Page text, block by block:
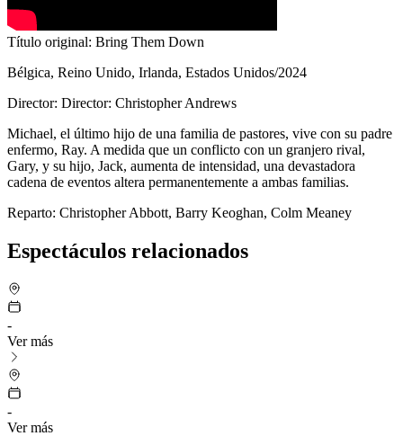
Título original: Bring Them Down
Bélgica, Reino Unido, Irlanda, Estados Unidos/2024
Director: Director: Christopher Andrews
Michael, el último hijo de una familia de pastores, vive con su padre
enfermo, Ray. A medida que un conflicto con un granjero rival,
Gary, y su hijo, Jack, aumenta de intensidad, una devastadora
cadena de eventos altera permanentemente a ambas familias.
Reparto: Christopher Abbott, Barry Keoghan, Colm Meaney
Espectáculos relacionados
-
Ver más
-
Ver más